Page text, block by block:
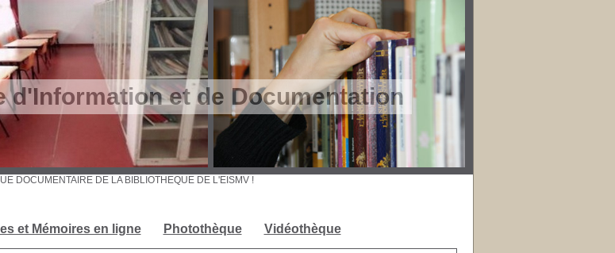
d'Information et de Documentation
et Mémoires en ligne Photothèque Vidéothèque
DOCUMENTAIRE DE LA BIBLIOTHEQUE DE L'EISMV !